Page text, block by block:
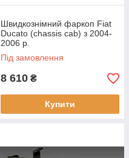
Швидкознімний фаркоп Fiat
Ducato (chassis cab) з 2004-
2006 р.
Під замовлення
8 610 ₴
Купити